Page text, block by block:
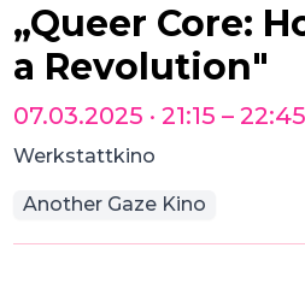
„Queer Core:
a Revolution"
07.03.2025 ·21:15 –22:45
Werkstattkino
Another Gaze Kino